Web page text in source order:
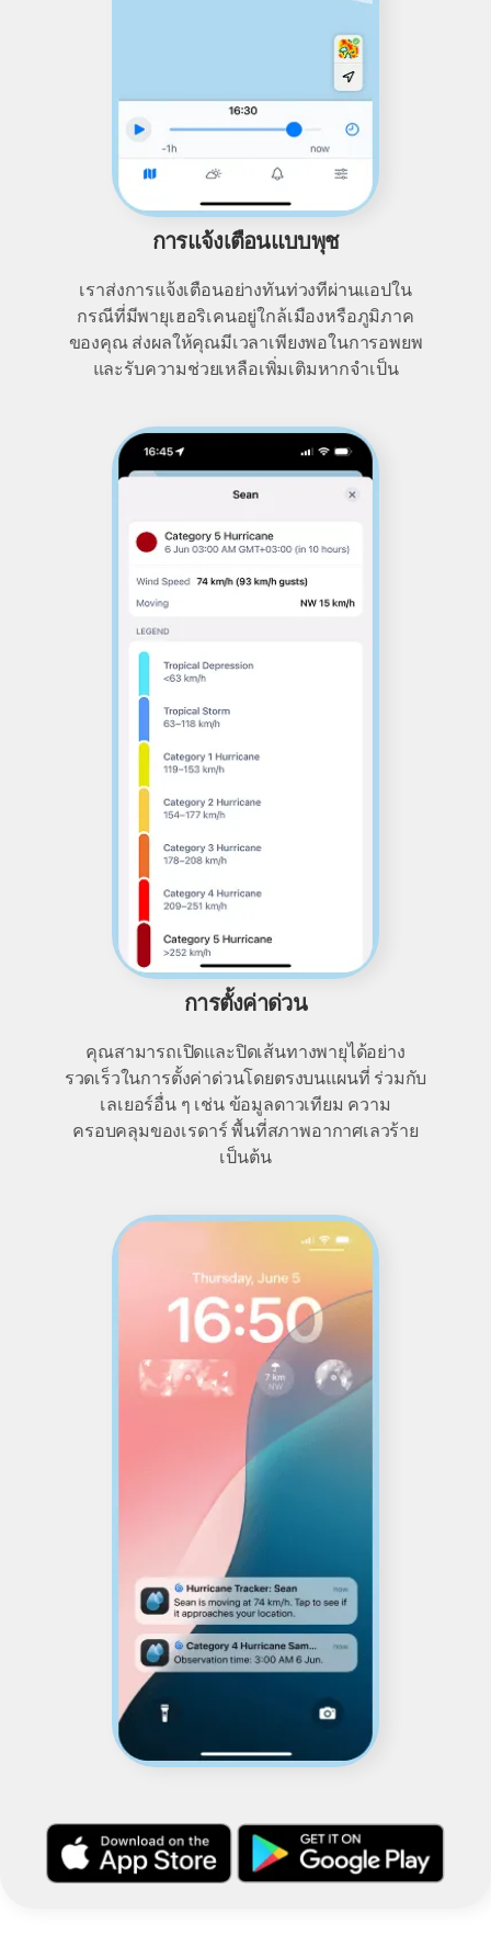
การแจ้งเตือนแบบพุช
เราส่งการแจ้งเตือนอย่างทันท่วงทีผ่านแอปใน
กรณีที่มีพายุเฮอริเคนอยู่ใกล้เมืองหรือภูมิภาค
ของคุณ ส่งผลให้คุณมีเวลาเพียงพอในการอพยพ
และรับความช่วยเหลือเพิ่มเติมหากจำเป็น
การตั้งค่าด่วน
คุณสามารถเปิดและปิดเส้นทางพายุได้อย่าง
รวดเร็วในการตั้งค่าด่วนโดยตรงบนแผนที่ ร่วมกับ
เลเยอร์อื่น ๆ เช่น ข้อมูลดาวเทียม ความ
ครอบคลุมของเรดาร์ พื้นที่สภาพอากาศเลวร้าย
เป็นต้น